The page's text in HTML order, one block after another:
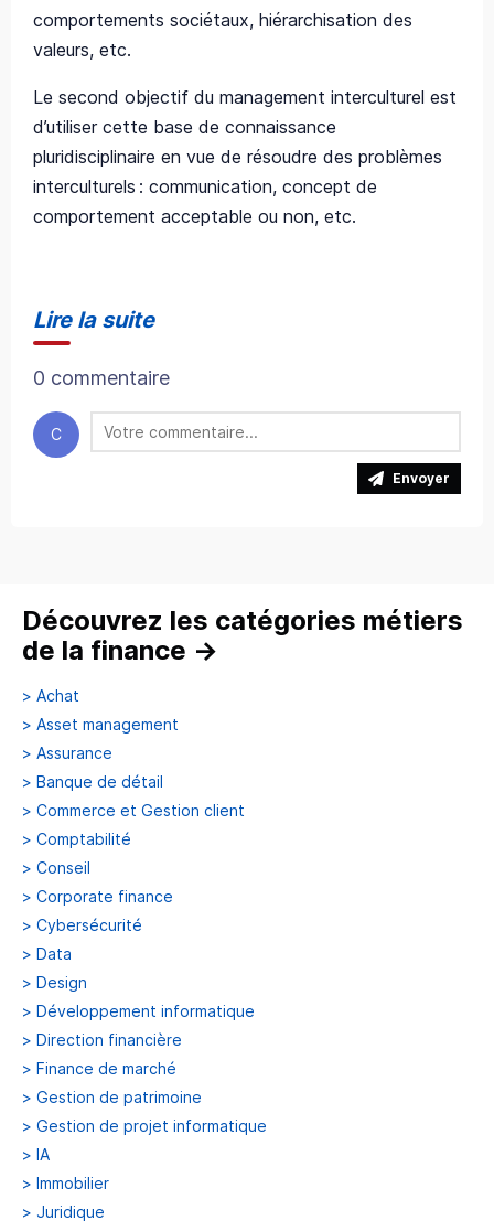
comportements sociétaux, hiérarchisation des
valeurs, etc.
Le second objectif du management interculturel est
d’utiliser cette base de connaissance
pluridisciplinaire en vue de résoudre des problèmes
interculturels : communication, concept de
comportement acceptable ou non, etc.
Lire la suite
0 commentaire
C
Envoyer
Découvrez les catégories métiers
de la finance →
> Achat
> Asset management
> Assurance
> Banque de détail
> Commerce et Gestion client
> Comptabilité
> Conseil
> Corporate finance
> Cybersécurité
> Data
> Design
> Développement informatique
> Direction financière
> Finance de marché
> Gestion de patrimoine
> Gestion de projet informatique
> IA
> Immobilier
> Juridique